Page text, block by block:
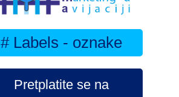
# Labels - oznake
Pretplatite se na